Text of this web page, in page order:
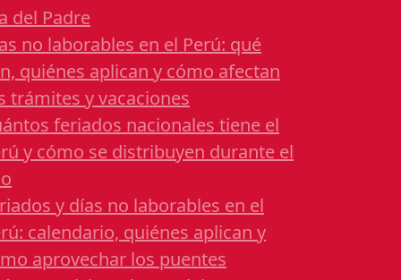
del Padre
no laborables en el Perú: qué
quiénes aplican y cómo afectan
trámites y vacaciones
feriados nacionales tiene el
y cómo se distribuyen durante el
y días no laborables en el
calendario, quiénes aplican y
aprovechar los puentes